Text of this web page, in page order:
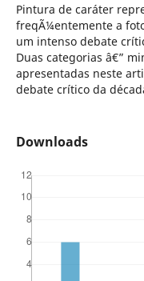
Pintura de caráter
freqÃ¼entemente a
um intenso debate
Duas categorias â€”
apresentadas neste
debate crítico da
Downloads